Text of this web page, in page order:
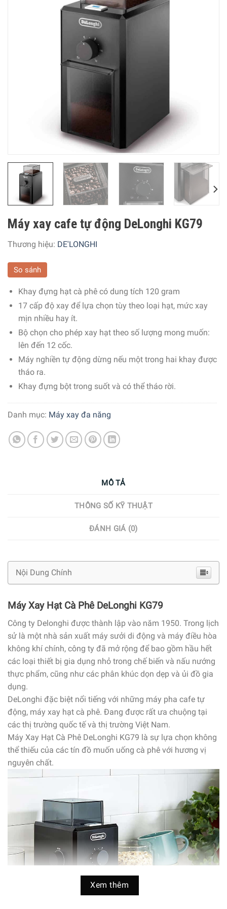
Máy xay cafe tự động DeLonghi KG79
Thương hiệu: DE'LONGHI
So sánh
Khay đựng hạt cà phê có dung tích 120 gram
17 cấp độ xay để lựa chọn tùy theo loại hạt, mức xay
mịn nhiều hay ít.
Bộ chọn cho phép xay hạt theo số lượng mong muốn:
lên đến 12 cốc.
Máy nghiền tự động dừng nếu một trong hai khay được
tháo ra.
Khay đựng bột trong suốt và có thể tháo rời.
Danh mục: Máy xay đa năng
MÔ TẢ
THÔNG SỐ KỸ THUẬT
ĐÁNH GIÁ (0)
Nội Dung Chính
Máy Xay Hạt Cà Phê DeLonghi KG79
Công ty Delonghi được thành lập vào năm 1950. Trong lịch
sử là một nhà sản xuất máy sưởi di động và máy điều hòa
không khí chính, công ty đã mở rộng để bao gồm hầu hết
các loại thiết bị gia dụng nhỏ trong chế biến và nấu nướng
thực phẩm, cũng như các phân khúc dọn dẹp và ủi đồ gia
dụng.
DeLonghi đặc biệt nổi tiếng với những máy pha cafe tự
động, máy xay hạt cà phê. Đang được rất ưa chuộng tại
các thị trường quốc tế và thị trường Việt Nam.
Máy Xay Hạt Cà Phê DeLonghi KG79 là sự lựa chọn không
thể thiếu của các tín đồ muốn uống cà phê với hương vị
nguyên chất.
Xem thêm